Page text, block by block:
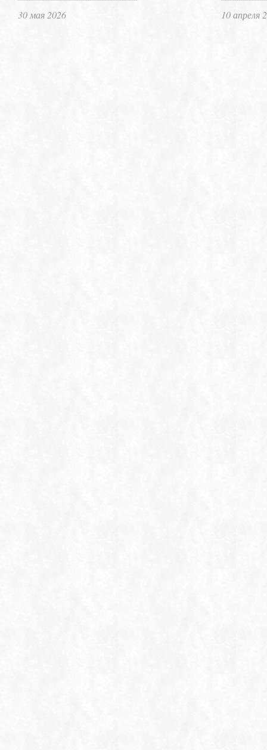
30 мая 2026 10 апреля